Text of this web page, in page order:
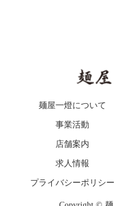
麺屋一燈について
事業活動
店舗案内
求人情報
プライバシーポリシー